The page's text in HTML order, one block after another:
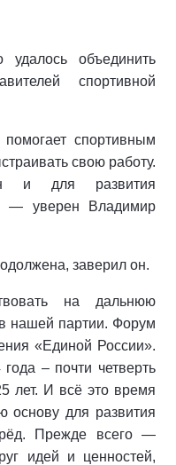
объединить
спортивной
спортивным
свою работу.
и для развития
— уверен Владимир
заверил он.
на дальнюю
в нашей партии. Форум
«Единой России».
– почти четверть
лет. И всё это время
основу для развития
Прежде всего —
идей и ценностей,